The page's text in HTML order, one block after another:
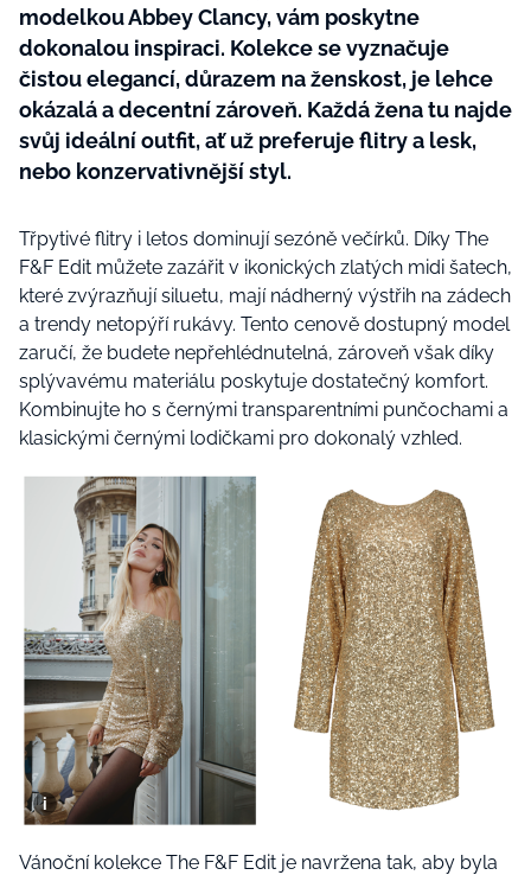
modelkou Abbey Clancy, vám poskytne
dokonalou inspiraci. Kolekce se vyznačuje
čistou elegancí, důrazem na ženskost, je lehce
okázalá a decentní zároveň. Každá žena tu najde
svůj ideální outfit, ať už preferuje flitry a lesk,
nebo konzervativnější styl.
Třpytivé flitry i letos dominují sezóně večírků. Díky The
F&F Edit můžete zazářit v ikonických zlatých midi šatech,
které zvýrazňují siluetu, mají nádherný výstřih na zádech
a trendy netopýří rukávy. Tento cenově dostupný model
zaručí, že budete nepřehlédnutelná, zároveň však díky
splývavému materiálu poskytuje dostatečný komfort.
Kombinujte ho s černými transparentními punčochami a
klasickými černými lodičkami pro dokonalý vzhled.
Vánoční kolekce The F&F Edit je navržena tak, aby byla